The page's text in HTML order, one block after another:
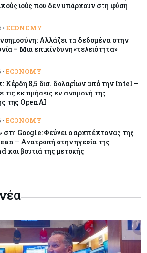
Ιράν «φρενάρει» το άνοιγμα των
09-08-2026
Κύπρου - Ελλάδας
αντιδράσεις και ο λογαριασμός –
tech εκτόξευσαν την
του Nasdaq 100 κατά $3,5 τρισ.
ιούς που δεν υπάρχουν στη φύση
ECONOMY
Αλλάζει τα δεδομένα στην
– Μια επικίνδυνη «τελειότητα»
ECONOMY
Κέρδη 8,5 δισ. δολαρίων από την Intel –
τις εκτιμήσεις εν αναμονή της
της OpenAI
ECONOMY
στη Google: Φεύγει ο αρχιτέκτονας της
– Ανατροπή στην ηγεσία της
και βουτιά της μετοχής